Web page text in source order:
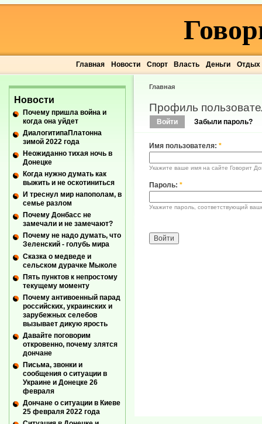
Главная Новости Спорт Власть Деньги Отдых
Главная
Профиль
Войти Забыли пароль?
Имя пользователя: *
Укажите ваше имя на сайте Говорит
Пароль: *
Укажите пароль, соответствующий
Новости
Почему пришла война и
когда она уйдет
ДиалогитипаПлатонна
зимой 2022 года
Неожиданно тихая ночь в
Донецке
Когда нужно думать как
выжить и не оскотиниться
И треснул мир напополам, в
семье разлом
Почему Донбасс не
замечали и не замечают?
Почему не надо думать, что
Зеленский - голубь мира
Сказка о медведе и
сельском дурачке Мыколе
Пять пунктов к непростому
текущему моменту
Почему антивоенный парад
российских, украинских и
зарубежных селебов
вызывает дикую ярость
Давайте поговорим
откровенно, почему злятся
дончане
Письма, звонки и
сообщения о ситуации в
Украине и Донецке 26
февраля
Дончане о ситуации в Киеве
25 февраля 2022 года